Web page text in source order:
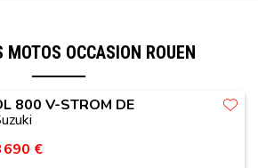
MOTOS OCCASION ROUEN
800 V-STROM DE
690 €